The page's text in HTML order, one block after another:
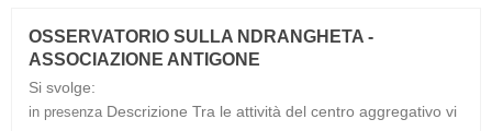
OSSERVATORIO SULLA NDRANGHETA -
ASSOCIAZIONE ANTIGONE
Si svolge:
in presenza Descrizione Tra le attività del centro aggregativo vi